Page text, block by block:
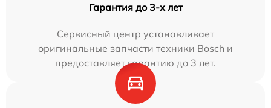
Гарантия до 3-х лет
Сервисный центр устанавливает
оригинальные запчасти техники Bosch и
предоставляет гарантию до 3 лет.